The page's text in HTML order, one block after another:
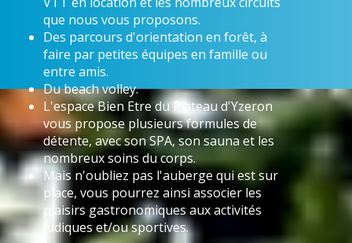
que nous vous proposons.
Des parcours d'orientation en forêt, à
faire par petites équipes en famille ou
entre amis.
Du beach volley.
L'espace Bien Etre du Plateau d'Yzeron
vous propose plusieurs formules de
détente, avec son SPA, son sauna et les
nombreux soins du corps.
Mais n'oubliez pas l'auberge qui est sur
place, vous pourrez ainsi associer les
plaisirs gastronomiques aux activités
ludiques et/ou sportives.